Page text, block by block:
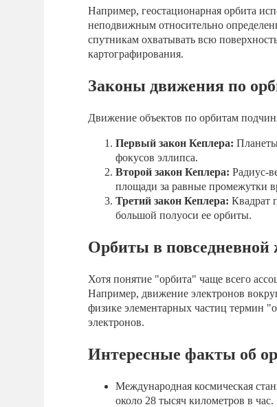
Например, геостационарная орбита
неподвижным относительно
спутникам охватывать всю
картографирования.
Законы движения по
Движение объектов по орбитам
Первый закон Кеплера:
фокусов эллипса.
Второй закон Кеплера: Радиус-
площади за равные промежутки
Третий закон Кеплера: Квадрат
большой полуоси ее орбиты.
Орбиты в повседневной
Хотя понятие "орбита" чаще всего
Например, движение электронов
физике элементарных частиц термин
электронов.
Интересные факты об
Международная космическая
около 28 тысяч километров в час.